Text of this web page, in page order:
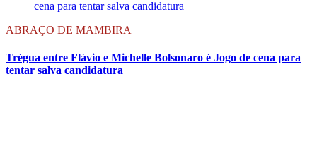
ABRAÇO DE MAMBIRA
Trégua entre Flávio e Michelle Bolsonaro é Jogo de cena para
tentar salva candidatura